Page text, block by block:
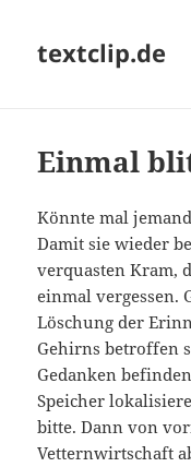
textclip.de
Einmal
Könnte mal
Damit sie wieder
verquasten Kram,
einmal vergessen.
Löschung der
Gehirns betroffen
Gedanken
Speicher
bitte. Dann von
Vetternwirtschaft